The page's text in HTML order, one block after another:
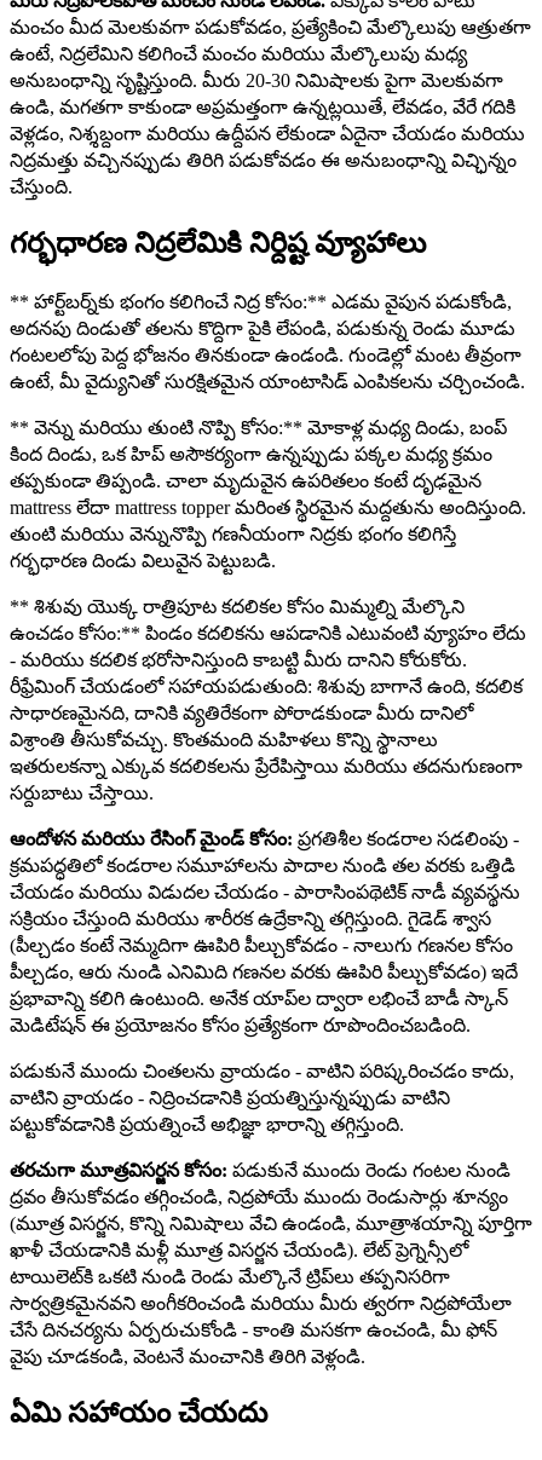
మంచం మీద మెలకువగా పడుకోవడం, ప్రత్యేకించి మేల్కొలుపు ఆత్రుతగా
ఉంటే, నిద్రలేమిని కలిగించే మంచం మరియు మేల్కొలుపు మధ్య
అనుబంధాన్ని సృష్టిస్తుంది. మీరు 20-30 నిమిషాలకు పైగా మెలకువగా
ఉండి, మగతగా కాకుండా అప్రమత్తంగా ఉన్నట్లయితే, లేవడం, వేరే గదికి
వెళ్లడం, నిశ్శబ్దంగా మరియు ఉద్దీపన లేకుండా ఏదైనా చేయడం మరియు
నిద్రమత్తు వచ్చినప్పుడు తిరిగి పడుకోవడం ఈ అనుబంధాన్ని విచ్ఛిన్నం
చేస్తుంది.
గర్భధారణ నిద్రలేమికి నిర్దిష్ట వ్యూహాలు
** హార్ట్‌బర్న్‌కు భంగం కలిగించే నిద్ర కోసం:** ఎడమ వైపున పడుకోండి,
అదనపు దిండుతో తలను కొద్దిగా పైకి లేపండి, పడుకున్న రెండు మూడు
గంటలలోపు పెద్ద భోజనం తినకుండా ఉండండి. గుండెల్లో మంట తీవ్రంగా
ఉంటే, మీ వైద్యునితో సురక్షితమైన యాంటాసిడ్ ఎంపికలను చర్చించండి.
** వెన్ను మరియు తుంటి నొప్పి కోసం:** మోకాళ్ల మధ్య దిండు, బంప్
కింద దిండు, ఒక హిప్ అసౌకర్యంగా ఉన్నప్పుడు పక్కల మధ్య క్రమం
తప్పకుండా తిప్పండి. చాలా మృదువైన ఉపరితలం కంటే దృఢమైన
mattress లేదా mattress topper మరింత స్థిరమైన మద్దతును అందిస్తుంది.
తుంటి మరియు వెన్నునొప్పి గణనీయంగా నిద్రకు భంగం కలిగిస్తే
గర్భధారణ దిండు విలువైన పెట్టుబడి.
** శిశువు యొక్క రాత్రిపూట కదలికల కోసం మిమ్మల్ని మేల్కొని
ఉంచడం కోసం:** పిండం కదలికను ఆపడానికి ఎటువంటి వ్యూహం లేదు
- మరియు కదలిక భరోసానిస్తుంది కాబట్టి మీరు దానిని కోరుకోరు.
రీఫ్రేమింగ్ చేయడంలో సహాయపడుతుంది: శిశువు బాగానే ఉంది, కదలిక
సాధారణమైనది, దానికి వ్యతిరేకంగా పోరాడకుండా మీరు దానిలో
విశ్రాంతి తీసుకోవచ్చు. కొంతమంది మహిళలు కొన్ని స్థానాలు
ఇతరులకన్నా ఎక్కువ కదలికలను ప్రేరేపిస్తాయి మరియు తదనుగుణంగా
సర్దుబాటు చేస్తాయి.
ఆందోళన మరియు రేసింగ్ మైండ్ కోసం: ప్రగతిశీల కండరాల సడలింపు -
క్రమపద్ధతిలో కండరాల సమూహాలను పాదాల నుండి తల వరకు ఒత్తిడి
చేయడం మరియు విడుదల చేయడం - పారాసింపథెటిక్ నాడీ వ్యవస్థను
సక్రియం చేస్తుంది మరియు శారీరక ఉద్రేకాన్ని తగ్గిస్తుంది. గైడెడ్ శ్వాస
(పీల్చడం కంటే నెమ్మదిగా ఊపిరి పీల్చుకోవడం - నాలుగు గణనల కోసం
పీల్చడం, ఆరు నుండి ఎనిమిది గణనల వరకు ఊపిరి పీల్చుకోవడం) ఇదే
ప్రభావాన్ని కలిగి ఉంటుంది. అనేక యాప్‌ల ద్వారా లభించే బాడీ స్కాన్
మెడిటేషన్ ఈ ప్రయోజనం కోసం ప్రత్యేకంగా రూపొందించబడింది.
పడుకునే ముందు చింతలను వ్రాయడం - వాటిని పరిష్కరించడం కాదు,
వాటిని వ్రాయడం - నిద్రించడానికి ప్రయత్నిస్తున్నప్పుడు వాటిని
పట్టుకోవడానికి ప్రయత్నించే అభిజ్ఞా భారాన్ని తగ్గిస్తుంది.
తరచుగా మూత్రవిసర్జన కోసం: పడుకునే ముందు రెండు గంటల నుండి
ద్రవం తీసుకోవడం తగ్గించండి, నిద్రపోయే ముందు రెండుసార్లు శూన్యం
(మూత్ర విసర్జన, కొన్ని నిమిషాలు వేచి ఉండండి, మూత్రాశయాన్ని పూర్తిగా
ఖాళీ చేయడానికి మళ్లీ మూత్ర విసర్జన చేయండి). లేట్ ప్రెగ్నెన్సీలో
టాయిలెట్‌కి ఒకటి నుండి రెండు మేల్కొనే ట్రిప్‌లు తప్పనిసరిగా
సార్వత్రికమైనవని అంగీకరించండి మరియు మీరు త్వరగా నిద్రపోయేలా
చేసే దినచర్యను ఏర్పరుచుకోండి - కాంతి మసకగా ఉంచండి, మీ ఫోన్
వైపు చూడకండి, వెంటనే మంచానికి తిరిగి వెళ్లండి.
ఏమి సహాయం చేయదు